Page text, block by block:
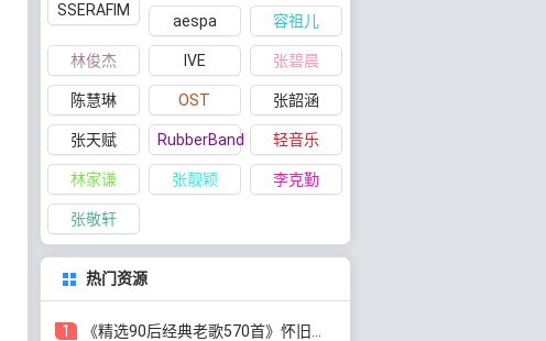
SSERAFIM
aespa 容祖儿
林俊杰 IVE 张碧晨
陈慧琳 OST 张韶涵
张天赋 RubberBand 轻音乐
林家谦 张靓颖 李克勤
张敬轩
热门资源
1
《精选90后经典老歌570首》怀旧歌曲合集[高品质MP3/320K/5.44GB]百度云网盘下载